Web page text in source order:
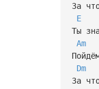
За
E
Ты
Am
Dm
За